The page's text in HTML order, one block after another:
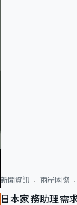
新聞資訊 兩岸國際
日本家務助理需